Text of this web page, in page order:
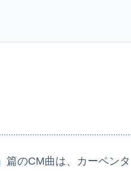
のCM曲は、カーペン